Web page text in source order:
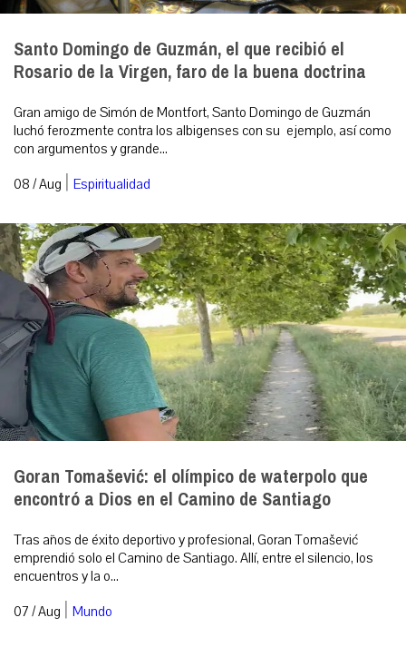
Santo Domingo de Guzmán, el que recibió el
Rosario de la Virgen, faro de la buena doctrina
Gran amigo de Simón de Montfort, Santo Domingo de Guzmán
luchó ferozmente contra los albigenses con su ejemplo, así como
con argumentos y grande...
08 / Aug | Espiritualidad
Goran Tomašević: el olímpico de waterpolo que
encontró a Dios en el Camino de Santiago
Tras años de éxito deportivo y profesional, Goran Tomašević
emprendió solo el Camino de Santiago. Allí, entre el silencio, los
encuentros y la o...
07 / Aug | Mundo